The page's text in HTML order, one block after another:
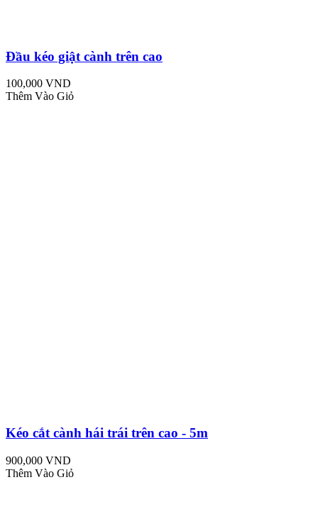
Đầu kéo giật cành trên cao
100,000 VND
Thêm Vào Giỏ
Kéo cắt cành hái trái trên cao - 5m
900,000 VND
Thêm Vào Giỏ